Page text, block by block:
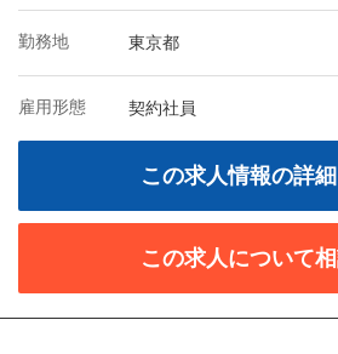
勤務地 東京都
雇用形態 契約社員
この求人情報の詳
この求人について